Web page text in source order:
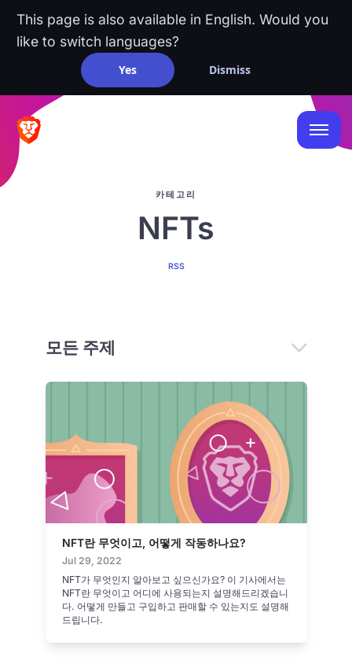
This page is also available in English. Would you
like to switch languages?
Yes Dismiss
카테고리
NFTs
RSS
모든 주제
NFT란 무엇이고, 어떻게 작동하나요?
Jul 29, 2022
NFT가 무엇인지 알아보고 싶으신가요? 이 기사에서는
NFT란 무엇이고 어디에 사용되는지 설명해드리겠습니
다. 어떻게 만들고 구입하고 판매할 수 있는지도 설명해
드립니다.